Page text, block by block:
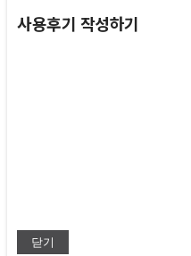
사용후기 작성하기
닫기